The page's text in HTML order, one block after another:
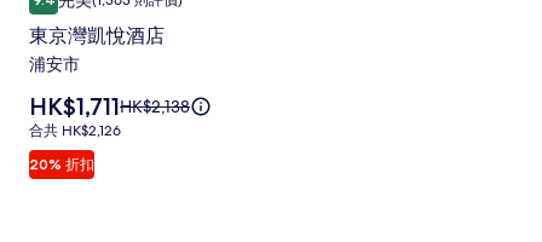
價
的
京
灣
凱
悅
酒
店
9.4 分 (滿分為 10 分)，完美，(1,363 則評價)
東京灣凱悅酒店
浦安市
20% 折扣
價
格
為
HK$1,711
HK$1,711原
價
HK$2,138
合
共
HK$2,126
合共 HK$2,126